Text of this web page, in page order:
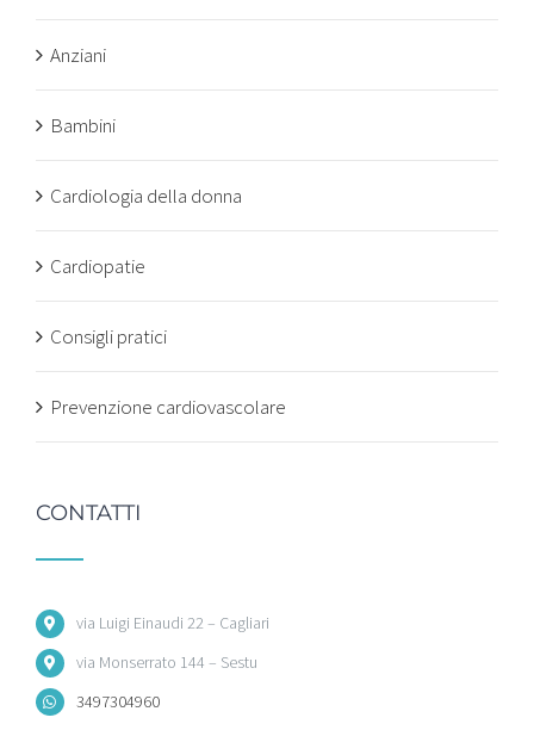
Anziani
Bambini
Cardiologia della donna
Cardiopatie
Consigli pratici
Prevenzione cardiovascolare
CONTATTI
via Luigi Einaudi 22 – Cagliari
via Monserrato 144 – Sestu
3497304960